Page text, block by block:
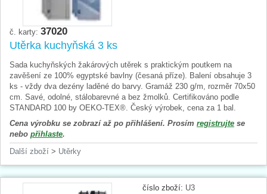
č. karty: 37020
Utěrka kuchyňská 3 ks
Sada kuchyňských žakárových utěrek s praktickým poutkem na
zavěšení ze 100% egyptské bavlny (česaná příze). Balení obsahuje 3
ks - vždy dva dezény laděné do barvy. Gramáž 230 g/m, rozměr 70x50
cm. Savé, odolné, stálobarevné a bez žmolků. Certifikováno podle
STANDARD 100 by OEKO-TEX®. Český výrobek, cena za 1 bal.
Cena výrobku se zobrazí až po přihlášení. Prosím registrujte se
nebo přihlaste.
Další zboží > Utěrky
číslo zboží: U3